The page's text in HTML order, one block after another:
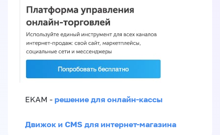
EKAM - решение для онлайн-кассы
Движок и CMS для интернет-магазина